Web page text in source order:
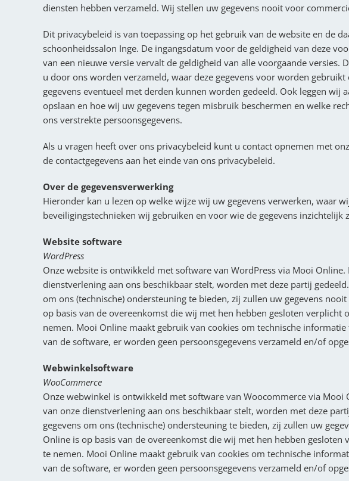
diensten hebben verzameld. Wij stellen uw gegevens nooit voor
Dit privacybeleid is van toepassing op het gebruik van de website en de
schoonheidssalon Inge. De ingangsdatum voor de geldigheid van deze
van een nieuwe versie vervalt de geldigheid van alle voorgaande versies.
u door ons worden verzameld, waar deze gegevens voor worden
gegevens eventueel met derden kunnen worden gedeeld. Ook leggen wij
opslaan en hoe wij uw gegevens tegen misbruik beschermen en welke
ons verstrekte persoonsgegevens.
Als u vragen heeft over ons privacybeleid kunt u contact opnemen met
de contactgegevens aan het einde van ons privacybeleid.
Over de gegevensverwerking
Hieronder kan u lezen op welke wijze wij uw gegevens verwerken, waar
beveiligingstechnieken wij gebruiken en voor wie de gegevens inzichtelijk
Website software
WordPress
Onze website is ontwikkeld met software van WordPress via Mooi
dienstverlening aan ons beschikbaar stelt, worden met deze partij
om ons (technische) ondersteuning te bieden, zij zullen uw gegevens
op basis van de overeenkomst die wij met hen hebben gesloten verplicht
nemen. Mooi Online maakt gebruik van cookies om technische
van de software, er worden geen persoonsgegevens verzameld en/of
Webwinkelsoftware
WooCommerce
Onze webwinkel is ontwikkeld met software van Woocommerce via Mooi
van onze dienstverlening aan ons beschikbaar stelt, worden met deze
gegevens om ons (technische) ondersteuning te bieden, zij zullen uw
Online is op basis van de overeenkomst die wij met hen hebben gesloten
te nemen. Mooi Online maakt gebruik van cookies om technische
van de software, er worden geen persoonsgegevens verzameld en/of